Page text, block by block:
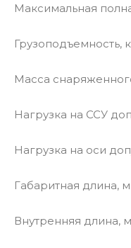
Максимальная
Грузоподъемность,
Масса
Нагрузка на ССУ
Нагрузка на оси
Габаритная длина,
Внутренняя длина,